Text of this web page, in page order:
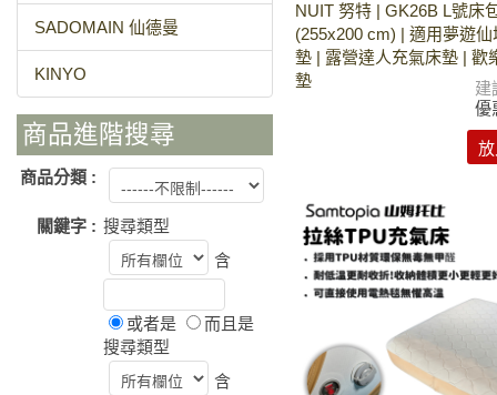
SADOMAIN 仙德曼
KINYO
商品進階搜尋
商品分類 :
關鍵字 : 搜尋類型
含
或者是
而且是
搜尋類型
含
NUIT 努特 | GK26B L號床
(255x200 cm) | 適用夢遊
墊 | 露營達人充氣床墊 | 歡
墊
建
優